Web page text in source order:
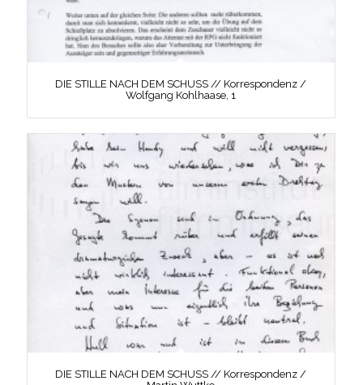
DIE STILLE NACH DEM SCHUSS // Korrespondenz /
Wolfgang Kohlhaase, 1
DIE STILLE NACH DEM SCHUSS // Korrespondenz /